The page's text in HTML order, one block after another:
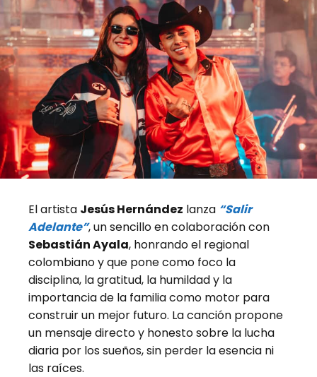
El artista Jesús Hernández lanza “Salir
Adelante”, un sencillo en colaboración con
Sebastián Ayala, honrando el regional
colombiano y que pone como foco la
disciplina, la gratitud, la humildad y la
importancia de la familia como motor para
construir un mejor futuro. La canción propone
un mensaje directo y honesto sobre la lucha
diaria por los sueños, sin perder la esencia ni
las raíces.